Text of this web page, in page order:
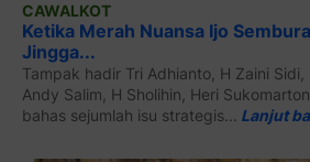
CAWALKOT
Ketika Merah Nuansa Ijo
Jingga...
Tampak hadir Tri Adhianto, H Zaini Sidi,
Andy Salim, H Sholihin, Heri
bahas sejumlah isu strategis...
Lanjut